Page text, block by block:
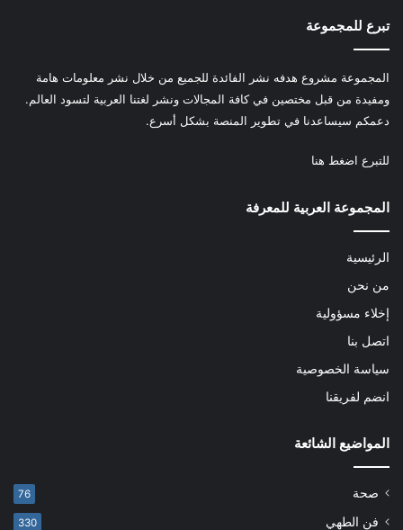
تبرع للمجموعة
المجموعة مشروع هدفه نشر الفائدة للجميع من خلال نشر معلومات هامة
ومفيدة من قبل مختصين في كافة المجالات ونشر لغتنا العربية لتسود العالم.
دعمكم سيساعدنا في تطوير المنصة بشكل أسرع.
للتبرع اضغط هنا
المجموعة العربية للمعرفة
الرئيسية
من نحن
إخلاء مسؤولية
اتصل بنا
سياسة الخصوصية
انضم لفريقنا
المواضيع الشائعة
صحة 76
فن الطهي 330